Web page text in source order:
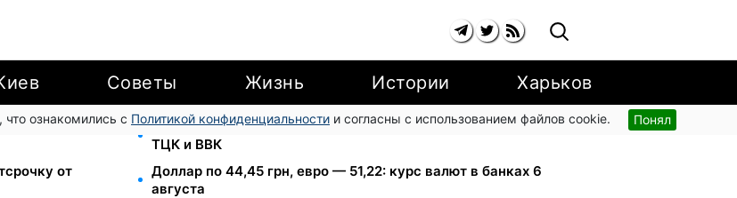
Советы Жизнь Истории Харьков
ознакомились с Политикой конфиденциальности и согласны с использованием файлов cookie. Понял
водителям
1500 списанных, 500 уехали сразу: обыски в Мукачевском
ТЦК и ВВК
от
Доллар по 44,45 грн, евро — 51,22: курс валют в банках 6
августа